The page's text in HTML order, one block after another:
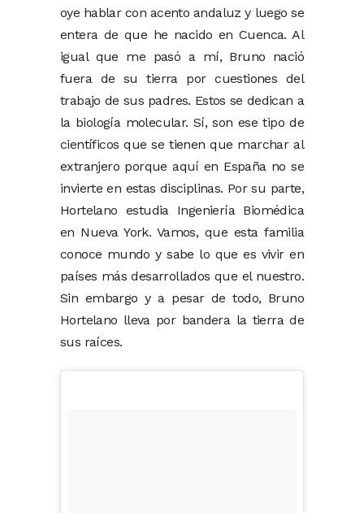
oye hablar con acento andaluz y luego se
entera de que he nacido en Cuenca. Al
igual que me pasó a mí, Bruno nació
fuera de su tierra por cuestiones del
trabajo de sus padres. Estos se dedican a
la biología molecular. Sí, son ese tipo de
científicos que se tienen que marchar al
extranjero porque aquí en España no se
invierte en estas disciplinas. Por su parte,
Hortelano estudia Ingeniería Biomédica
en Nueva York. Vamos, que esta familia
conoce mundo y sabe lo que es vivir en
países más desarrollados que el nuestro.
Sin embargo y a pesar de todo, Bruno
Hortelano lleva por bandera la tierra de
sus raíces.